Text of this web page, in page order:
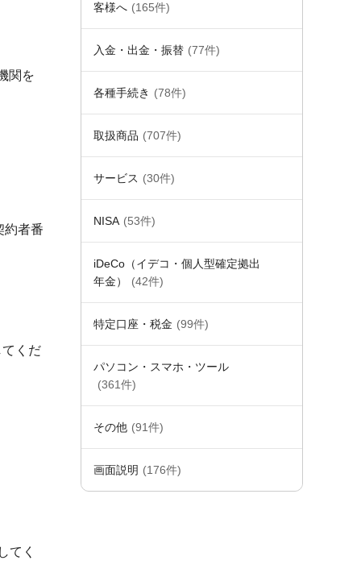
客様へ (165件)
入金・出金・振替 (77件)
各種手続き (78件)
取扱商品 (707件)
サービス (30件)
NISA (53件)
iDeCo（イデコ・個人型確定拠出
年金）
(42件)
特定口座・税金 (99件)
パソコン・スマホ・ツール
(361件)
その他 (91件)
画面説明 (176件)
関を
約者番
くだ
てく